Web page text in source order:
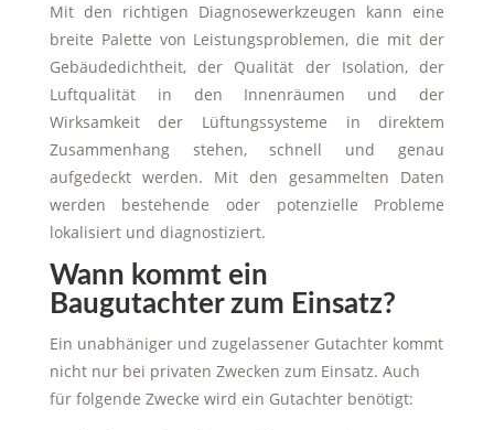
Mit den richtigen Diagnosewerkzeugen kann eine
breite Palette von Leistungsproblemen, die mit der
Gebäudedichtheit, der Qualität der Isolation, der
Luftqualität in den Innenräumen und der
Wirksamkeit der Lüftungssysteme in direktem
Zusammenhang stehen, schnell und genau
aufgedeckt werden. Mit den gesammelten Daten
werden bestehende oder potenzielle Probleme
lokalisiert und diagnostiziert.
Wann kommt ein
Baugutachter zum Einsatz?
Ein unabhäniger und zugelassener Gutachter kommt
nicht nur bei privaten Zwecken zum Einsatz. Auch
für folgende Zwecke wird ein Gutachter benötigt: